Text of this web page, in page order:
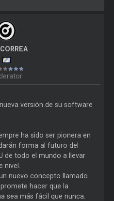
versión de su software
ha sido ser pionera en
forma al futuro del
de todo el mundo a llevar
nuevo concepto llamado
hacer que la
sea más fácil que nunca.